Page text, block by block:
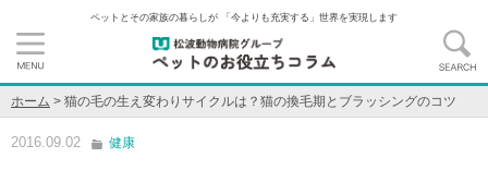
ペットとその家族の暮らしが 「今よりも充実する」世界を実現します
ホーム > 猫の毛の生え変わりサイクルは？猫の換毛期とブラッシングのコツ
2016.09.02 健康